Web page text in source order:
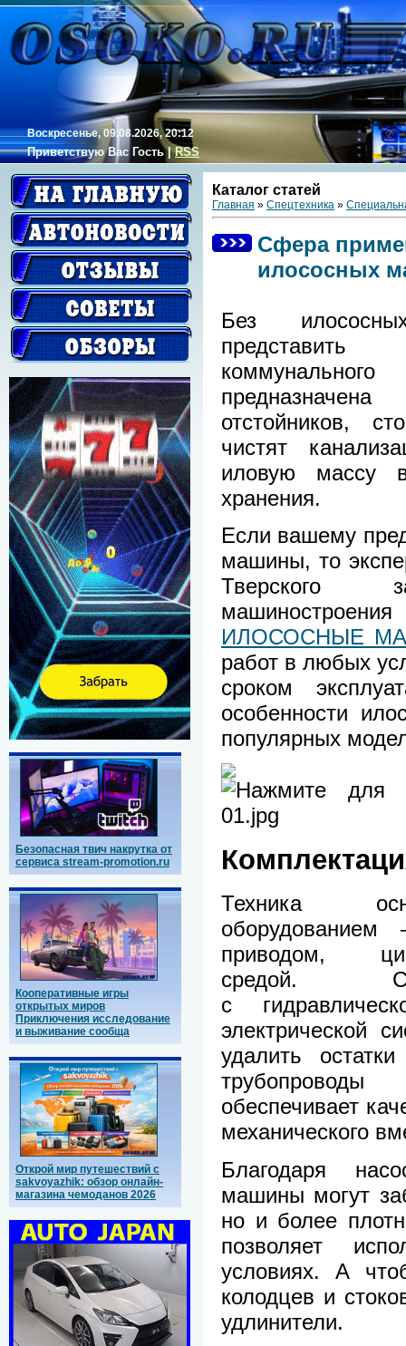
Воскресенье, 09.08.2026, 20:12
Приветствую Вас Гость|RSS
Безопасная твич накрутка от
сервиса stream-promotion.ru
Кооперативные игры
открытых миров
Приключения исследование
и выживание сообща
Открой мир путешествий с
sakvoyazhik: обзор онлайн-
магазина чемоданов 2026
Каталог статей
Главная » Спецтехника »
Сфера
илососных
Без
представить
отстойников,
чистят
иловую массу
хранения.
Если вашему
машины, то
Тверского
ИЛОСОСНЫЕ
работ в любых
сроком
особенности
популярных
Техника
приводом,
средой.
с
электрической
удалить
обеспечивает
механического
Благодаря
машины могут
но и более
позволяет
условиях. А
колодцев и
удлинители.